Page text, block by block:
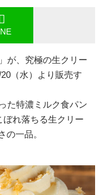
」が、究極の生クリー
20（水）より販売す
た特濃ミルク食パン
れ落ちる生クリー
の一品。